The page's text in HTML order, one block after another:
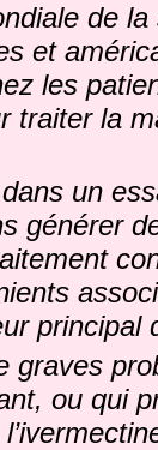
de
et
les
traiter la
un
générer
principal
graves
ou qui